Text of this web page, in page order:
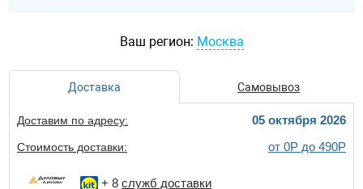
Ваш регион: Москва
Доставка Самовывоз
Доставим по адресу: 05 октября 2026
Стоимость доставки: от 0Р до 490Р
+ 8 служб доставки